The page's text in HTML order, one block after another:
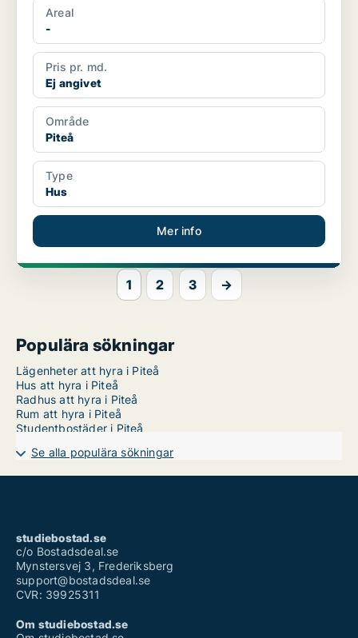
Areal
-
Pris pr. md.
Ej angivet
Område
Piteå
Type
Hus
Mer info
1 2 3 →
Populära sökningar
Lägenheter att hyra i Piteå
Hus att hyra i Piteå
Radhus att hyra i Piteå
Rum att hyra i Piteå
Studentbostäder i Piteå
Se alla populära sökningar
studiebostad.se
c/o Bostadsdeal.se
Mynstersvej 3, Frederiksberg
support@bostadsdeal.se
CVR: 39925311
Om studiebostad.se